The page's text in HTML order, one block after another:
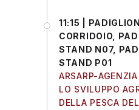
11:15 |
CORRIDOIO,
STAND N07,
STAND P01
ARSARP-
LO SVILUPPO
DELLA PESCA